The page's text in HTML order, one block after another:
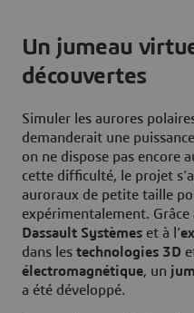
Un jumeau
découvertes
Simuler les aurores
demanderait une
on ne dispose pas encore
cette difficulté, le projet
auroraux de petite taille
expérimentalement. Grâce
Dassault Systèmes et à l’
dans les technologies 3D
électromagnétique, un
a été développé.